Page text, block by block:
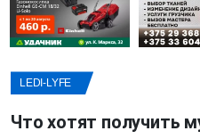
LEDI-LYFE
Что хотят получить